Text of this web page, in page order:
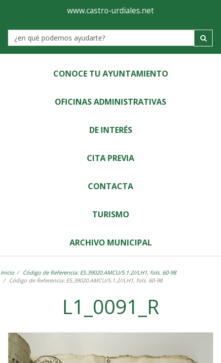
Ayuntamiento
de
Castro-
Urdiales
www.castro-urdiales.net
Label
CONOCE TU AYUNTAMIENTO
OFICINAS ADMINISTRATIVAS
DE INTERÉS
CITA PREVIA
CONTACTA
TURISMO
ARCHIVO MUNICIPAL
Inicio
Código de Referencia: ES.39020.AMCU/5.1.2//LH1, fols. 60-98
Código de Referencia: ES.39020.AMCU/5.1.2//LH1, fols. 60-98
L1_0091_R